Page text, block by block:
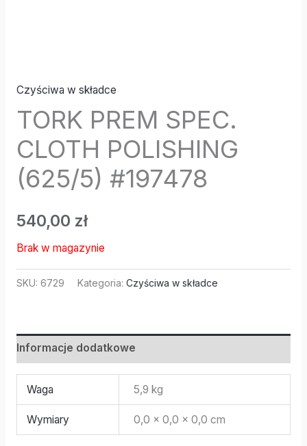
Czyściwa w składce
TORK PREM SPEC.
CLOTH POLISHING
(625/5) #197478
540,00 zł
Brak w magazynie
SKU: 6729 Kategoria: Czyściwa w składce
Informacje dodatkowe
Waga 5,9 kg
Wymiary 0,0 × 0,0 × 0,0 cm